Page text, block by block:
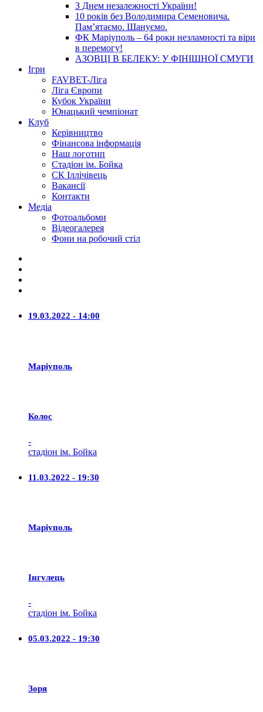
З Днем незалежності України!
10 років без Володимира Семеновича.
Пам’ятаємо. Шануємо.
ФК Маріуполь – 64 роки незламності та віри
в перемогу!
АЗОВЦІ В БЕЛЕКУ: У ФІНІШНОЇ СМУГИ
Ігри
FAVBET-Ліга
Ліга Європи
Кубок України
Юнацький чемпіонат
Клуб
Керівництво
Фінансова інформація
Наш логотип
Стадіон ім. Бойка
СК Іллічівець
Вакансії
Контакти
Медіа
Фотоальбоми
Відеогалерея
Фони на робочий стіл
19.03.2022 - 14:00
Маріуполь
Колос
-
стадіон ім. Бойка
11.03.2022 - 19:30
Маріуполь
Iнгулець
-
стадіон ім. Бойка
05.03.2022 - 19:30
Зоря